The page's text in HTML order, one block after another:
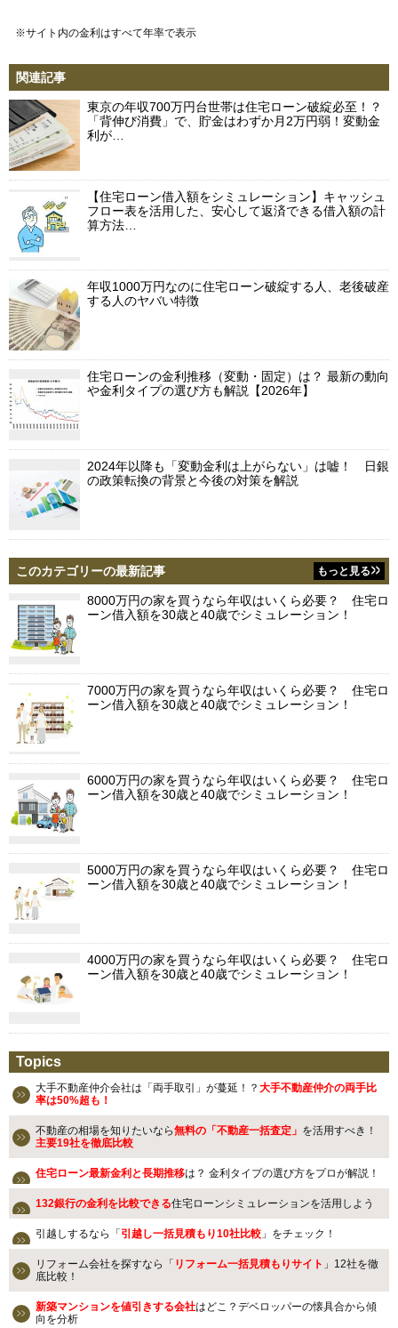
※サイト内の金利はすべて年率で表示
関連記事
東京の年収700万円台世帯は住宅ローン破綻必至！？
「背伸び消費」で、貯金はわずか月2万円弱！変動金
利が…
【住宅ローン借入額をシミュレーション】キャッシュ
フロー表を活用した、安心して返済できる借入額の計
算方法…
年収1000万円なのに住宅ローン破綻する人、老後破産
する人のヤバい特徴
住宅ローンの金利推移（変動・固定）は？ 最新の動向
や金利タイプの選び方も解説【2026年】
2024年以降も「変動金利は上がらない」は嘘！ 日銀
の政策転換の背景と今後の対策を解説
このカテゴリーの最新記事 もっと見る
8000万円の家を買うなら年収はいくら必要？ 住宅ロ
ーン借入額を30歳と40歳でシミュレーション！
7000万円の家を買うなら年収はいくら必要？ 住宅ロ
ーン借入額を30歳と40歳でシミュレーション！
6000万円の家を買うなら年収はいくら必要？ 住宅ロ
ーン借入額を30歳と40歳でシミュレーション！
5000万円の家を買うなら年収はいくら必要？ 住宅ロ
ーン借入額を30歳と40歳でシミュレーション！
4000万円の家を買うなら年収はいくら必要？ 住宅ロ
ーン借入額を30歳と40歳でシミュレーション！
Topics
大手不動産仲介会社は「両手取引」が蔓延！？ 大手不動産仲介の両手比
率は50%超も！
不動産の相場を知りたいなら無料の「不動産一括査定」 を活用すべき！
主要19社を徹底比較
住宅ローン最新金利と長期推移は？ 金利タイプの選び方をプロが解説！
132銀行の金利を比較できる住宅ローンシミュレーションを活用しよう
引越しするなら「引越し一括見積もり10社比較 」をチェック！
リフォーム会社を探すなら「 リフォーム一括見積もりサイト 」12社を徹
底比較！
新築マンションを値引きする会社はどこ？デベロッパーの懐具合から傾
向を分析